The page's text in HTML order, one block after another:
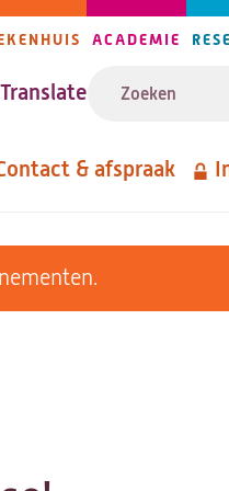
ACADEMIE
Translate
& afspraak